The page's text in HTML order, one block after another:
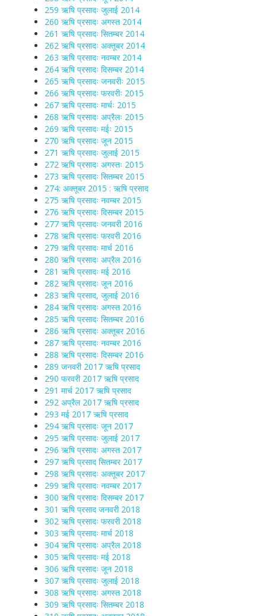
259 ऋषि प्रसादः जुलाई 2014
260 ऋषि प्रसादः अगस्त 2014
261 ऋषि प्रसादः सितम्बर 2014
262 ऋषि प्रसादः अक्तूबर 2014
263 ऋषि प्रसादः नवम्बर 2014
264 ऋषि प्रसादः दिसम्बर 2014
265 ऋषि प्रसादः जनवरीः 2015
266 ऋषि प्रसादः फरवरीः 2015
267 ऋषि प्रसादः मार्चः 2015
268 ऋषि प्रसादः अप्रैलः 2015
269 ऋषि प्रसादः मईः 2015
270 ऋषि प्रसादः जून 2015
271 ऋषि प्रसादः जुलाई 2015
272 ऋषि प्रसादः अगस्तः 2015
273 ऋषि प्रसादः सितम्बर 2015
274: अक्तूबर 2015 : ऋषि प्रसाद
275 ऋषि प्रसादः नवम्बर 2015
276 ऋषि प्रसादः दिसम्बर 2015
277 ऋषि प्रसादः जनवरी 2016
278 ऋषि प्रसादः फरवरी 2016
279 ऋषि प्रसादः मार्च 2016
280 ऋषि प्रसादः अप्रैल 2016
281 ऋषि प्रसादः मई 2016
282 ऋषि प्रसादः जून 2016
283 ऋषि प्रसाद, जुलाई 2016
284 ऋषि प्रसादः अगस्त 2016
285 ऋषि प्रसादः सितम्बर 2016
286 ऋषि प्रसादः अक्तूबर 2016
287 ऋषि प्रसादः नवम्बर 2016
288 ऋषि प्रसादः दिसम्बर 2016
289 जनवरी 2017 ऋषि प्रसाद
290 फरवरी 2017 ऋषि प्रसाद
291 मार्च 2017 ऋषि प्रसाद
292 अप्रैल 2017 ऋषि प्रसाद
293 मई 2017 ऋषि प्रसाद
294 ऋषि प्रसादः जून 2017
295 ऋषि प्रसादः जुलाई 2017
296 ऋषि प्रसादः अगस्त 2017
297 ऋषि प्रसाद सितम्बर 2017
298 ऋषि प्रसादः अक्तूबर 2017
299 ऋषि प्रसादः नवम्बर 2017
300 ऋषि प्रसादः दिसम्बर 2017
301 ऋषि प्रसाद जनवरी 2018
302 ऋषि प्रसादः फरवरी 2018
303 ऋषि प्रसादः मार्च 2018
304 ऋषि प्रसादः अप्रैल 2018
305 ऋषि प्रसादः मई 2018
306 ऋषि प्रसादः जून 2018
307 ऋषि प्रसादः जुलाई 2018
308 ऋषि प्रसादः अगस्त 2018
309 ऋषि प्रसादः सितम्बर 2018